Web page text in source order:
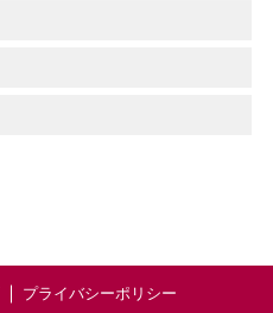
プライバシーポリシー